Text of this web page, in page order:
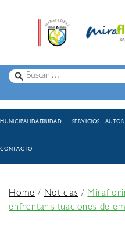
MUNICIPALIDADCIUDAD SERVICIOS
CONTACTO
Home/Noticias /
enfrentar situaciones de